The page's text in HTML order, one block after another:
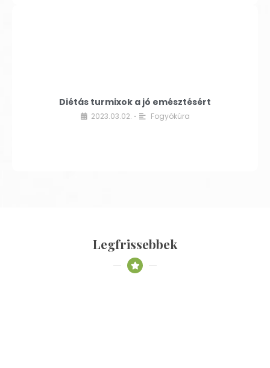
Diétás turmixok a jó emésztésért
2023.03.02. • Fogyókúra
Legfrissebbek